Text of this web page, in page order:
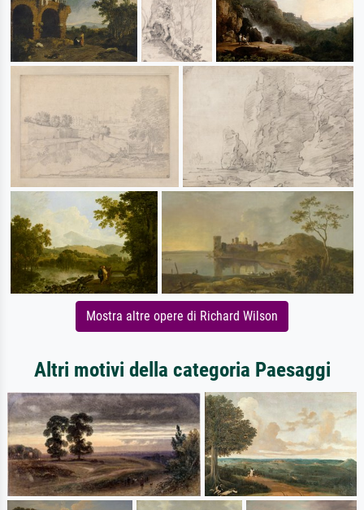
Mostra altre opere di Richard Wilson
Altri motivi della categoria Paesaggi